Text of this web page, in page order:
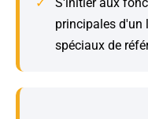
principales
spéciaux de